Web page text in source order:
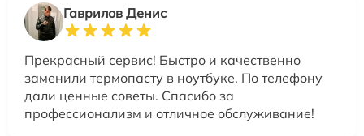
Гаврилов Денис
Прекрасный сервис! Быстро и качественно
заменили термопасту в ноутбуке. По телефону
дали ценные советы. Спасибо за
профессионализм и отличное обслуживание!